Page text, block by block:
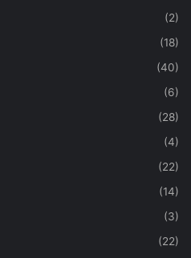
(2)
(18)
(40)
(6)
(28)
(4)
(22)
(14)
(3)
(22)